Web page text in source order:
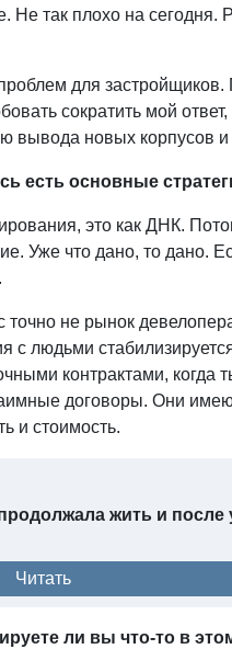
Не так плохо на
для
сократить мой ответ,
вывода новых корпусов
есть основные
это как ДНК.
Уже что дано, то дано.
не рынок
с людьми
контрактами, когда
договоры. Они
и стоимость.
жить и после
Читать
ли вы что-то в